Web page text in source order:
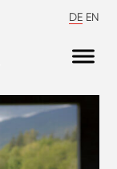
DE EN